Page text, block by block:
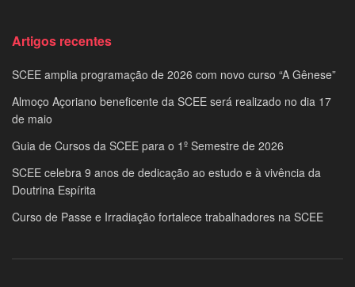
Artigos recentes
SCEE amplia programação de 2026 com novo curso “A Gênese”
Almoço Açoriano beneficente da SCEE será realizado no dia 17
de maio
Guia de Cursos da SCEE para o 1º Semestre de 2026
SCEE celebra 9 anos de dedicação ao estudo e à vivência da
Doutrina Espírita
Curso de Passe e Irradiação fortalece trabalhadores na SCEE